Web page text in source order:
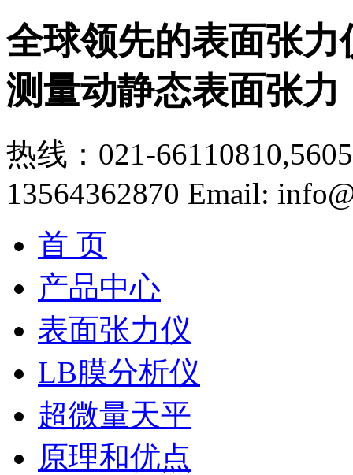
全球领先的表面张
测量动静态表面张力
热线：021-
13564362870 Email:
首 页
产品中心
表面张力仪
LB膜分析仪
超微量天平
原理和优点